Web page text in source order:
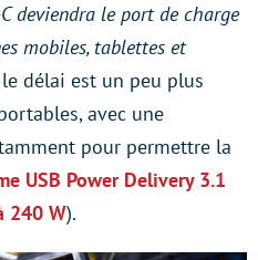
C deviendra le port de charge
mobiles, tablettes et
délai est un peu plus
avec une
pour permettre la
USB Power Delivery 3.1
240 W).